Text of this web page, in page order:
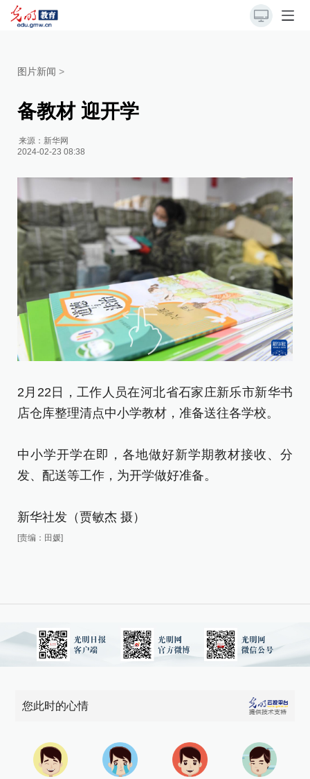
图片新闻 >
备教材 迎开学
来源： 新华网
2024-02-23 08:38
2月22日，工作人员在河北省石家庄新乐市新华书
店仓库整理清点中小学教材，准备送往各学校。
中小学开学在即，各地做好新学期教材接收、分
发、配送等工作，为开学做好准备。
新华社发（贾敏杰 摄）
[责编：田媛]
您此时的心情